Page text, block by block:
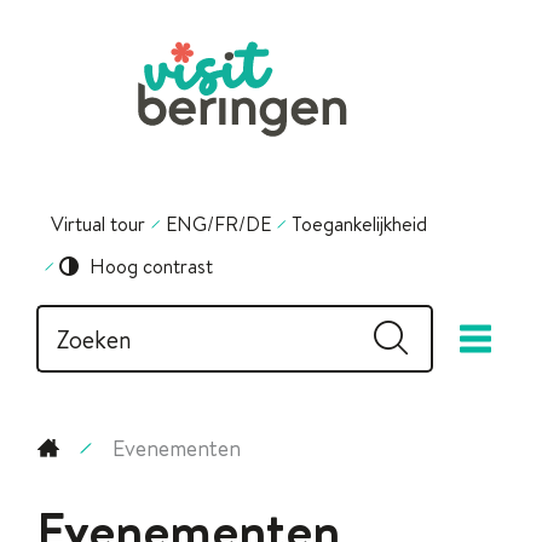
Visit
Beringen
Virtual tour ENG/FR/DE
Toegankelijkheid
Hoog contrast
Waarmee
kunnen
we
helpen?
Zoeken
Evenementen